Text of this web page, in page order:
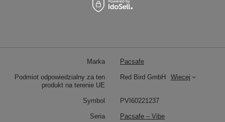
Marka Pacsafe
Podmiot odpowiedzialny za ten
produkt na terenie UE
Red Bird GmbH Więcej
Symbol PVI60221237
Seria Pacsafe – Vibe